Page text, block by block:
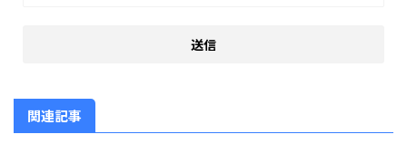
関連記事